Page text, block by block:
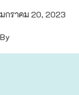
มกราคม 20, 2023
By
เกียวโต